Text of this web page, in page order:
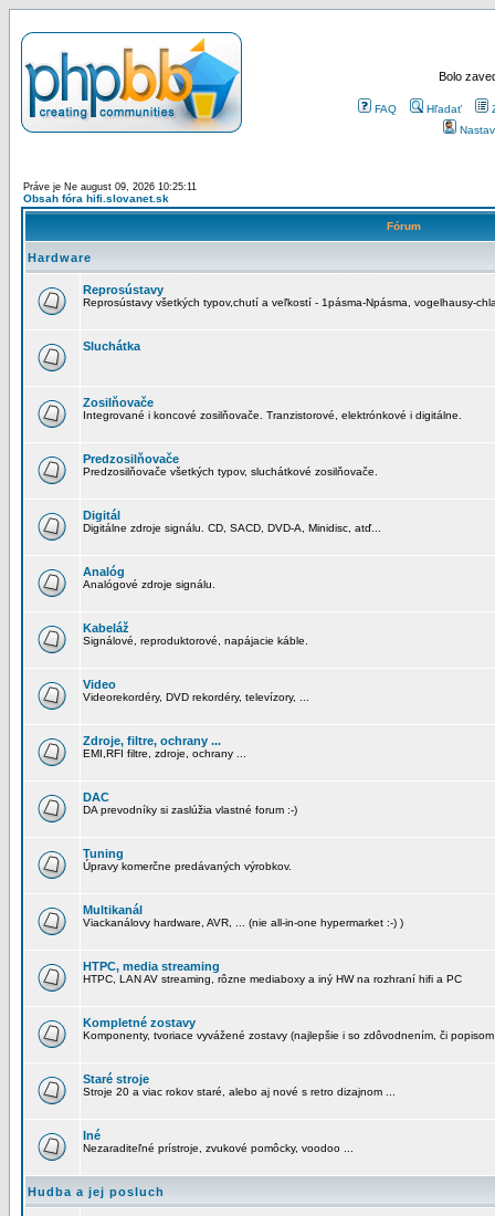
Bolo
FAQ Hľadať
Práve je Ne august 09, 2026 10:25:11
Obsah fóra hifi.slovanet.sk
Fórum
Hardware
Reprosústavy
Reprosústavy všetkých typov,chutí a veľkostí - 1pásma-Npásma, vogelhausy-
Sluchátka
Zosilňovače
Integrované i koncové zosilňovače. Tranzistorové, elektrónkové i digitálne.
Predzosilňovače
Predzosilňovače všetkých typov, sluchátkové zosilňovače.
Digitál
Digitálne zdroje signálu. CD, SACD, DVD-A, Minidisc, atď...
Analóg
Analógové zdroje signálu.
Kabeláž
Signálové, reproduktorové, napájacie káble.
Video
Videorekordéry, DVD rekordéry, televízory, ...
Zdroje, filtre, ochrany ...
EMI,RFI filtre, zdroje, ochrany ...
DAC
DA prevodníky si zaslúžia vlastné forum :-)
Tuning
Úpravy komerčne predávaných výrobkov.
Multikanál
Viackanálovy hardware, AVR, ... (nie all-in-one hypermarket :-) )
HTPC, media streaming
HTPC, LAN AV streaming, rôzne mediaboxy a iný HW na rozhraní hifi a PC
Kompletné zostavy
Komponenty, tvoriace vyvážené zostavy (najlepšie i so zdôvodnením, či
Staré stroje
Stroje 20 a viac rokov staré, alebo aj nové s retro dizajnom ...
Iné
Nezaraditeľné prístroje, zvukové pomôcky, voodoo ...
Hudba a jej posluch